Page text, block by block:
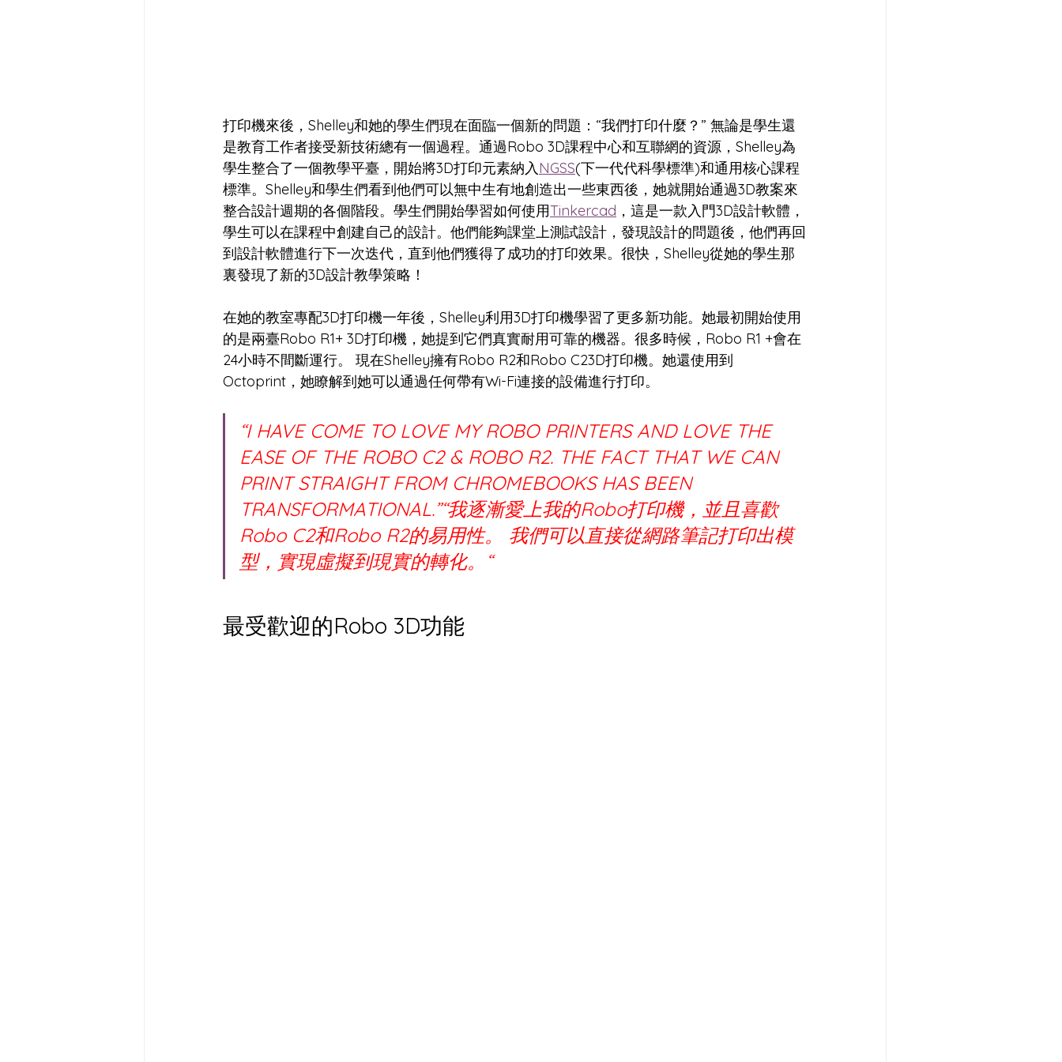
打印機來後，Shelley和她的學生們現在面臨一個新的問題：“我們打印什麼？” 無論是學生還
是教育工作者接受新技術總有一個過程。通過Robo 3D課程中心和互聯網的資源，Shelley為
學生整合了一個教學平臺，開始將3D打印元素納入NGSS(下一代代科學標準)和通用核心課程
標準。Shelley和學生們看到他們可以無中生有地創造出一些東西後，她就開始通過3D教案來
整合設計週期的各個階段。學生們開始學習如何使用Tinkercad ，這是一款入門3D設計軟體，
學生可以在課程中創建自己的設計。他們能夠課堂上測試設計，發現設計的問題後，他們再回
到設計軟體進行下一次迭代，直到他們獲得了成功的打印效果。很快，Shelley從她的學生那
裏發現了新的3D設計教學策略！
在她的教室專配3D打印機一年後，Shelley利用3D打印機學習了更多新功能。她最初開始使用
的是兩臺Robo R1+ 3D打印機，她提到它們真實耐用可靠的機器。很多時候，Robo R1 +會在
24小時不間斷運行。 現在Shelley擁有Robo R2和Robo C23D打印機。她還使用到
Octoprint，她瞭解到她可以通過任何帶有Wi-Fi連接的設備進行打印。
“I HAVE COME TO LOVE MY ROBO PRINTERS AND LOVE THE
EASE OF THE ROBO C2 & ROBO R2. THE FACT THAT WE CAN
PRINT STRAIGHT FROM CHROMEBOOKS HAS BEEN
TRANSFORMATIONAL.”“我逐漸愛上我的Robo打印機，並且喜歡
Robo C2和Robo R2的易用性。 我們可以直接從網路筆記打印出模
型，實現虛擬到現實的轉化。“
最受歡迎的Robo 3D功能